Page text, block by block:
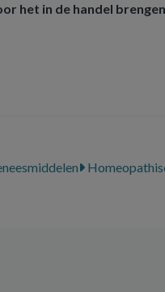
het in de handel brengen